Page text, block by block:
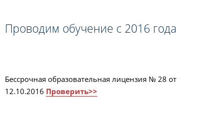
Проводим обучение с 2016 года
Бессрочная образовательная лицензия № 28 от
12.10.2016 Проверить>>